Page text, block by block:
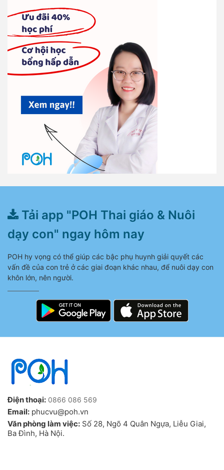
Tải app "POH Thai giáo & Nuôi
dạy con" ngay hôm nay
POH hy vọng có thể giúp các bậc phụ huynh giải quyết các
vấn đề của con trẻ ở các giai đoạn khác nhau, để nuôi dạy con
khôn lớn, nên người.
Điện thoại: 0866 086 569
Email: phucvu@poh.vn
Văn phòng làm việc: Số 28, Ngõ 4 Quân Ngựa, Liễu Giai,
Ba Đình, Hà Nội.